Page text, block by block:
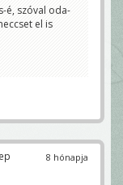
é, szóval oda-
el is
8 hónapja